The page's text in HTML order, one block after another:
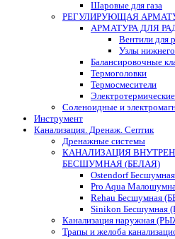
Шаровые для газа
РЕГУЛИРУЮЩАЯ
АРМАТУРА ДЛЯ
Вентили для
Узлы
Балансировочные
Термоголовки
Термосмесители
Соленоидные и
Инструмент
Канализация. Дренаж. Септик
Дренажные системы
КАНАЛИЗАЦИЯ
БЕСШУМНАЯ (БЕЛАЯ)
Ostendorf
Pro Aqua
Rehau Бесшумная
Sinikon Бесшумная
Канализация наружная
Трапы и желоба